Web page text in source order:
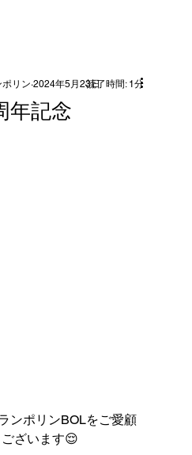
年記念
ポリン 2024年5月23日読了時間: 1分
ンポリンBOLをご愛顧
ざいます😌